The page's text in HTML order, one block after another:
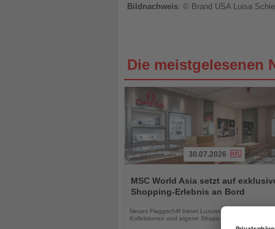
Bildnachweis: © Brand USA Luisa
Die meistgelesenen
Sie
die
Nachrichten
30.07.2026
MSC World Asia setzt auf
Shopping-Erlebnis an Bord
Neues Flaggschiff bietet Luxusmarken, exklusive
Kollektionen und eigene Shops für Familien